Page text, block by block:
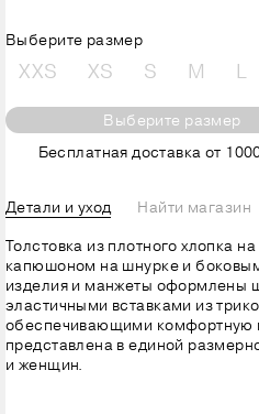
Выберите размер
XXS XS S M L
Выберите размер
Бесплатная доставка от
Детали и уход
Найти магазин
Толстовка из плотного хлопка
капюшоном на шнурке и
изделия и манжеты оформлены
эластичными вставками из
обеспечивающими комфортную
представлена в единой
и женщин.